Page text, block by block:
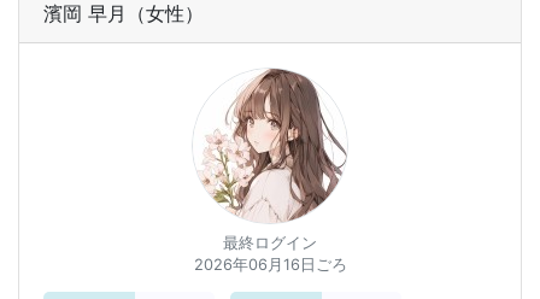
濱岡 早月 （女性）
最終ログイン
2026年06月16日ごろ